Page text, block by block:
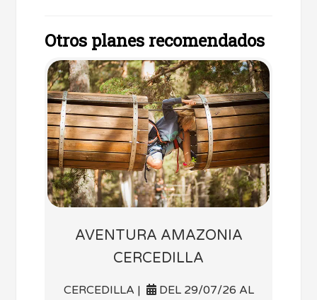
Otros planes recomendados
AVENTURA AMAZONIA
CERCEDILLA
CERCEDILLA |
DEL 29/07/26 AL